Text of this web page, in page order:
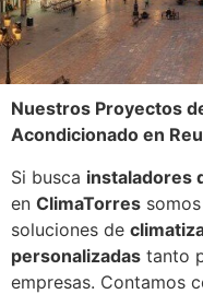
Nuestros Proyectos
Acondicionado en
Si busca instaladores
en ClimaTorres
soluciones de
personalizadas tanto
empresas. Contamos